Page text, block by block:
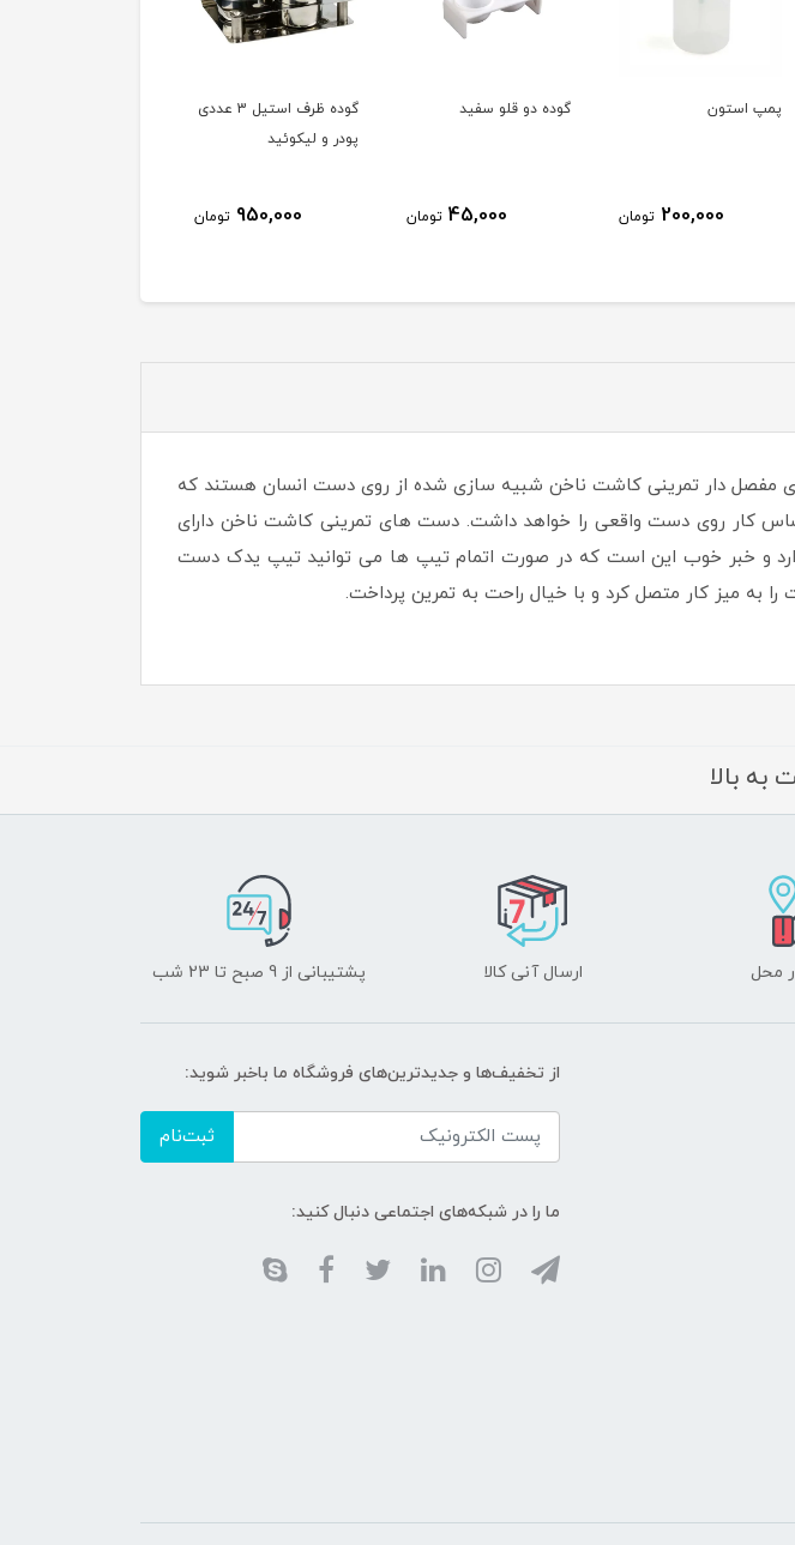
پمپ استون
200,000 تومان
گوده دو قلو سفید
45,000 تومان
گوده ظرف استیل 3 عددی
پودر و لیکوئید
950,000 تومان
دار تمرینی کاشت ناخن شبیه سازی شده از روی دست انسان هستند که
کار روی دست واقعی را خواهد داشت. دست های تمرینی کاشت ناخن دارای
بندی این محصول 100 عدد تیپ یدک وجود دارد و خبر خوب این است که در صورت اتمام تیپ ها می توانید تیپ یدک دست
به میز کار متصل کرد و با خیال راحت به تمرین پرداخت.
به بالا
محل ارسال آنی کالا پشتیبانی از 9 صبح تا 23 شب
از تخفیف‌ها و جدیدترین‌های فروشگاه ما باخبر شوید:
ثبت‌نام
ما را در شبکه‌های اجتماعی دنبال کنید: